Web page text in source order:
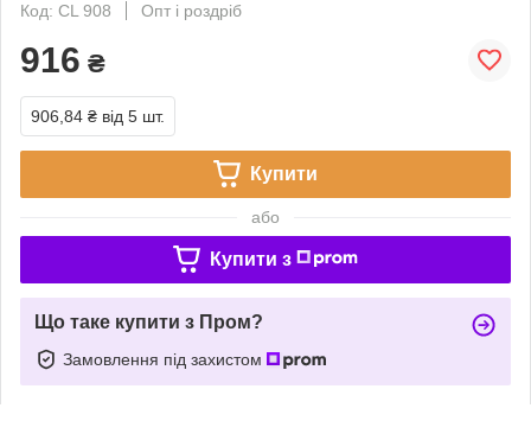
Код: CL 908
Опт і роздріб
916 ₴
906,84 ₴ від 5 шт.
Купити
або
Купити з
Що таке купити з Пром?
Замовлення під захистом